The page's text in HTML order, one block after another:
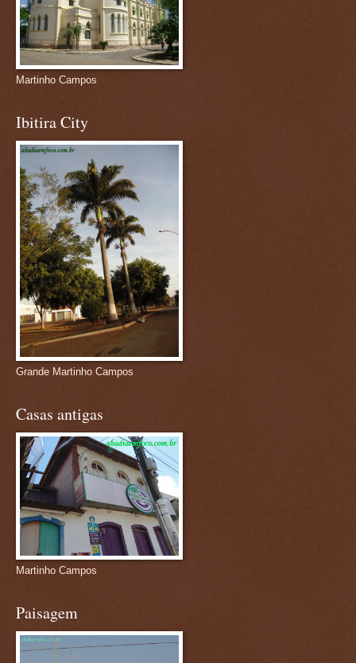
Martinho Campos
Ibitira City
Grande Martinho Campos
Casas antigas
Martinho Campos
Paisagem